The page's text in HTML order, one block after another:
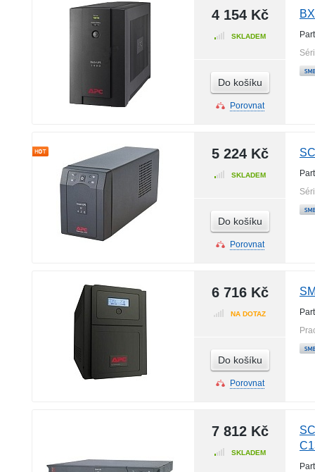
4 154 Kč
SKLADEM
Do košíku
Porovnat
5 224 Kč
SKLADEM
Do košíku
Porovnat
6 716 Kč
NA DOTAZ
Do košíku
Porovnat
7 812 Kč
SKLADEM